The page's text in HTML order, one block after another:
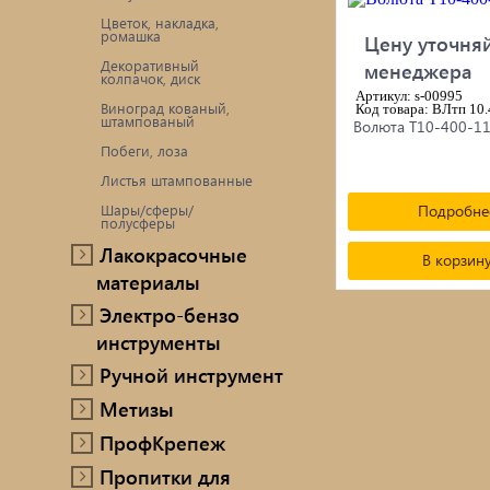
Цветок, накладка,
ромашка
Декоративный
колпачок, диск
Виноград кованый,
штампованый
Побеги, лоза
Листья штампованные
Шары/сферы/
полусферы
Лакокрасочные
материалы
Электро-бензо
инструменты
Ручной инструмент
Метизы
ПрофКрепеж
Пропитки для
Цену
менеджера
Артикул: s-00995
Код товара: ВЛтп
Волюта Т10-400-
В